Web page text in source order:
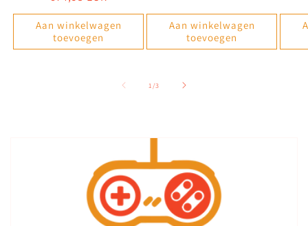
prijs
Aan winkelwagen
toevoegen
Aan winkelwagen
toevoegen
1/van
3